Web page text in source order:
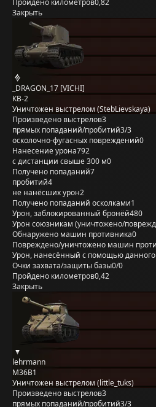
Пройдено километров0,82
Закрыть
_DRAGON_17 [VICHI]
КВ-2
Уничтожен выстрелом (StebLievskaya)
Произведено выстрелов3
прямых попаданий/пробитий3/3
осколочно-фугасных повреждений0
Нанесение урона792
с дистанции свыше 300 м0
Получено попаданий7
пробитий4
не нанёсших урон2
Получено попаданий осколками1
Урон, заблокированный бронёй480
Урон союзникам (уничтожено/
Обнаружено машин противника0
Повреждено/уничтожено машин
Урон, нанесённый с помощью данного
Очки захвата/защиты базы0/0
Пройдено километров0,42
Закрыть
lehrmann
M36B1
Уничтожен выстрелом (little_tuks)
Произведено выстрелов3
прямых попаданий/пробитий3/3